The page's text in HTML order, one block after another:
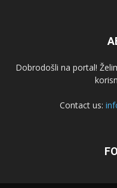
Dobrodošli na portal!
Contact us: